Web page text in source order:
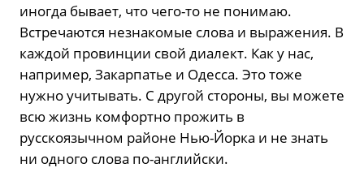
иногда бывает, что чего-то не понимаю.
Встречаются незнакомые слова и выражения. В
каждой провинции свой диалект. Как у нас,
например, Закарпатье и Одесса. Это тоже
нужно учитывать. С другой стороны, вы можете
всю жизнь комфортно прожить в
русскоязычном районе Нью-Йорка и не знать
ни одного слова по-английски.